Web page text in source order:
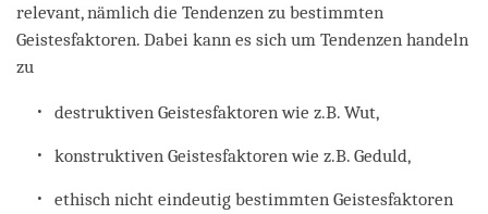
relevant, nämlich die Tendenzen zu bestimmten
Geistesfaktoren. Dabei kann es sich um Tendenzen handeln
zu
destruktiven Geistesfaktoren wie z.B. Wut,
konstruktiven Geistesfaktoren wie z.B. Geduld,
ethisch nicht eindeutig bestimmten Geistesfaktoren